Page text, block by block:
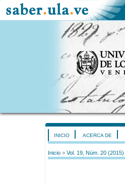
INICIO ACERCA DE
Inicio > Vol. 19, Núm. 20 (2015)